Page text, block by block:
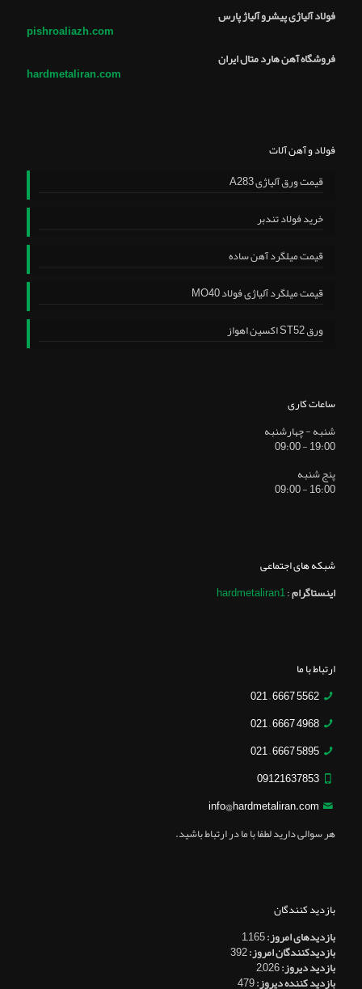
فولاد آلیاژی پیشرو آلیاژ پارس
pishroaliazh.com
فروشگاه آهن هارد متال ایران
hardmetaliran.com
فولاد و آهن آلات
قیمت ورق آلیاژی A283
خرید فولاد تندبر
قیمت میلگرد آهن ساده
قیمت میلگرد آلیاژی فولاد MO40
ورق ST52 اکسین اهواز
ساعات کاری
شنبه - چهارشنبه
19:00 - 09:00
پنج شنبه
16:00 - 09:00
شبکه های اجتماعی
اینستاگرام:
hardmetaliran1
ارتباط با ما
5562 6667 – 021
4968 6667 – 021
5895 6667 – 021
09121637853
info@hardmetaliran.com
هر سوالی دارید لطفا با ما در ارتباط باشید.
بازدید کنندگان
بازدیدهای امروز:1,165
بازدیدکنندگان امروز:392
بازدید دیروز:2,026
بازدید کننده دیروز:479